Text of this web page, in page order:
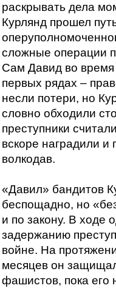
раскрывать дела
Курлянд прошел
сложные операции
Сам Давид во время
первых рядах –
несли потери, но
словно обходили
преступники
вскоре наградили
волкодав.
«Давил» бандитов
беспощадно, но
и по закону. В ходе
задержанию
войне. На
месяцев он
фашистов, пока его